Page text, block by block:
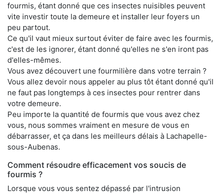
fourmis, étant donné que ces insectes nuisibles peuvent
vite investir toute la demeure et installer leur foyers un
peu partout.
Ce qu'il vaut mieux surtout éviter de faire avec les fourmis,
c'est de les ignorer, étant donné qu'elles ne s'en iront pas
d'elles-mêmes.
Vous avez découvert une fourmilière dans votre terrain ?
Vous allez devoir nous appeler au plus tôt étant donné qu'il
ne faut pas longtemps à ces insectes pour rentrer dans
votre demeure.
Peu importe la quantité de fourmis que vous avez chez
vous, nous sommes vraiment en mesure de vous en
débarrasser, et ça dans les meilleurs délais à Lachapelle-
sous-Aubenas.
Comment résoudre efficacement vos soucis de
fourmis ?
Lorsque vous vous sentez dépassé par l'intrusion